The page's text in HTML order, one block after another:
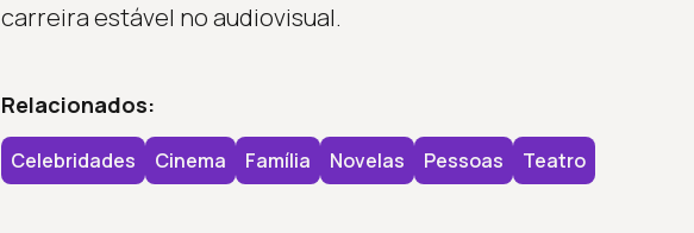
carreira estável no audiovisual.
Relacionados:
Celebridades Cinema Família Novelas Pessoas Teatro